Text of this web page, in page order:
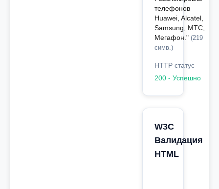
телефонов
Huawei, Alcatel,
Samsung, МТС,
Мегафон." (219
симв.)
HTTP статус
200 - Успешно
W3C
Валидация
HTML